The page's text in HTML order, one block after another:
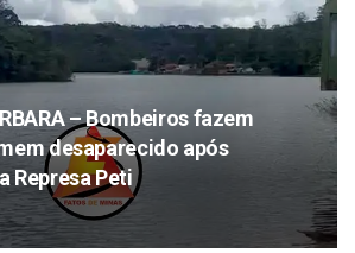
– Bombeiros fazem
desaparecido após
Represa Peti